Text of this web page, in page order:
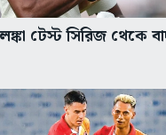
টেস্ট সিরিজ থেকে